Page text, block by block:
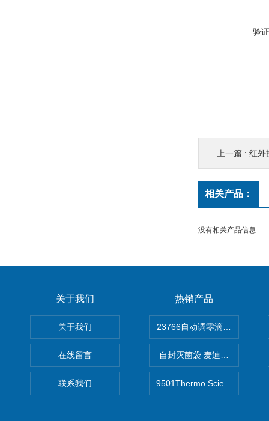
验
上一篇 : 红外
相关产品：
没有相关产品信息...
关于我们
关于我们
在线留言
联系我们
热销产品
自封灭菌袋 麦迪康Medicom
9501Thermo Scientific S1移